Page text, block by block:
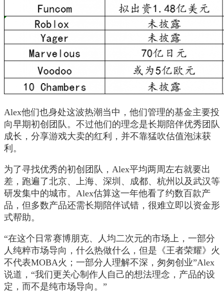
Alex他们也身处这波热潮当中，他们管理的基金主要投
向早期初创团队。不过他们的理念是长期陪伴优秀团队
成长，分享游戏大卖的红利，并不靠猛吹估值泡沫获
利。
为了寻找优秀的初创团队，Alex平均两周左右就要出
差，跑遍了北京、上海、深圳、成都、杭州以及武汉等
研发集中的城市。Alex估算这一年他看了约数百款产
品，但多数产品还需长期陪伴试错，很难立即以资金形
式帮助。
“在这个日常赛博朋克、人均二次元的市场上，一部分
人纯粹市场导向，什么热做什么，但是《王者荣耀》火
不代表MOBA火；一部分人理解不深，匆匆创业”Alex
说道，“我们更关心制作人自己的想法理念，产品的设
定，而不是纯市场导向。”